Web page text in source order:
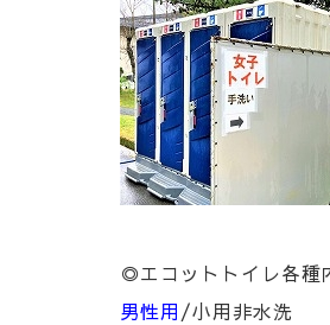
◎エコットトイレ各種
男性用 /小用非水洗